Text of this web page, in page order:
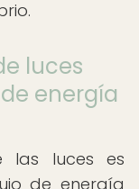
luces
energía
las luces es
de energía